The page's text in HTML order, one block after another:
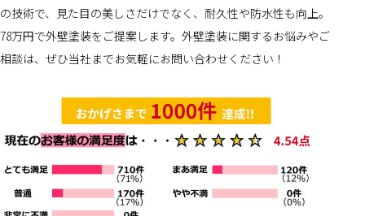
の技術で、見た目の美しさだけでなく、耐久性や防水性も向上。
78万円で外壁塗装をご提案します。外壁塗装に関するお悩みやご
相談は、ぜひ当社までお気軽にお問い合わせください！